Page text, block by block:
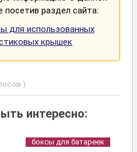
раздел сайта:
для использованных
крышек
)
интересно:
боксы для батареек